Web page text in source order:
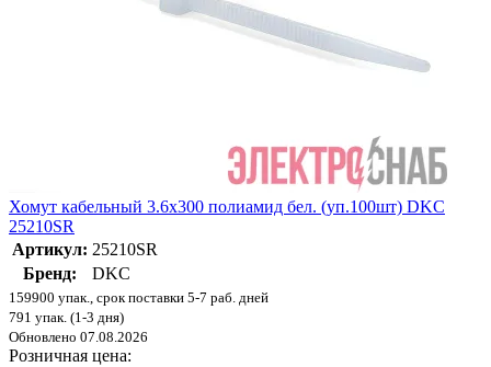
Хомут кабельный 3.6х300 полиамид бел. (уп.100шт) DKC
25210SR
Артикул: 25210SR
Бренд:
DKC
159900 упак., срок поставки 5-7 раб. дней
791 упак. (1-3 дня)
Обновлено 07.08.2026
Розничная цена: